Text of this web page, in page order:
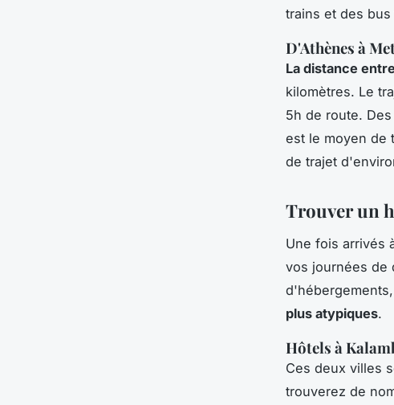
trains et des
D'Athènes à
La distance
kilomètres. Le
5h de route.
est le moyen de
de trajet
Trouver un
Une fois arrivés
vos journées de
plus atypiques.
Hôtels à
Ces deux villes
trouverez de